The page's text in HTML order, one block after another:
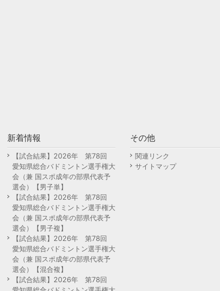
新着情報
【試合結果】2026年 第78回
愛知県総合バドミントン選手権大
会（兼 国スポ成年の部県代表予
選会）【男子単】
【試合結果】2026年 第78回
愛知県総合バドミントン選手権大
会（兼 国スポ成年の部県代表予
選会）【男子複】
【試合結果】2026年 第78回
愛知県総合バドミントン選手権大
会（兼 国スポ成年の部県代表予
選会）【混合複】
【試合結果】2026年 第78回
その他
関連リンク
サイトマップ